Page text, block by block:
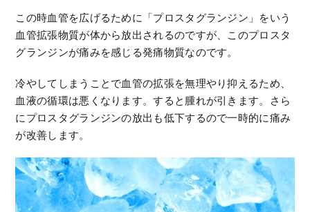
この時血管を広げるために「プロスタグランジン」をいう
血管拡張物質が体から放出されるのですが、このプロスタ
グランジンが痛みを感じる発痛物質なのです。
冷やしてしまうことで血管の拡張を無理やり抑えるため、
血液の循環は悪くなります。すると腫れが引きます。さら
にプロスタグランジンの放出も低下するので一時的に痛み
が改善します。